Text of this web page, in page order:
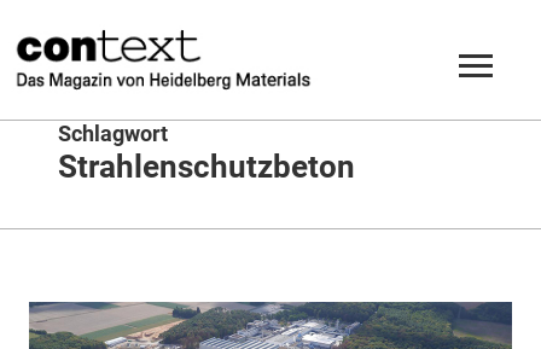
Schlagwort
Strahlenschutzbeton